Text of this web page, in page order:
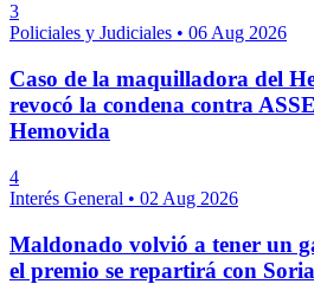
3
Policiales y Judiciales • 06 Aug 2026
Caso de la maquilladora del
revocó la condena contra
Hemovida
4
Interés General • 02 Aug 2026
Maldonado volvió a tener un
el premio se repartirá con